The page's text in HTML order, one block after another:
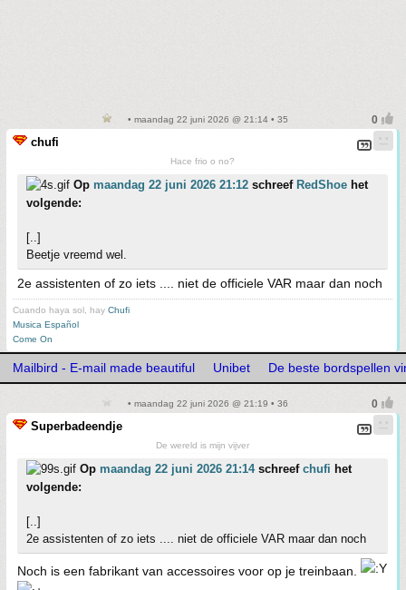
• maandag 22 juni 2026 @ 21:14 • 35
chufi
Hace frio o no?
Op maandag 22 juni 2026 21:12 schreef RedShoe het
volgende:
[..]
Beetje vreemd wel.
2e assistenten of zo iets .... niet de officiele VAR maar dan noch
Cuando haya sol, hay Chufi
Musica Español
Come On
Mailbird - E-mail made beautiful Unibet De beste bordspellen
• maandag 22 juni 2026 @ 21:19 • 36
Superbadeendje
De wereld is mijn vijver
Op maandag 22 juni 2026 21:14schreef chufi het
volgende:
[..]
2e assistenten of zo iets .... niet de officiele VAR maar dan noch
Noch is een fabrikant van accessoires voor op je treinbaan.